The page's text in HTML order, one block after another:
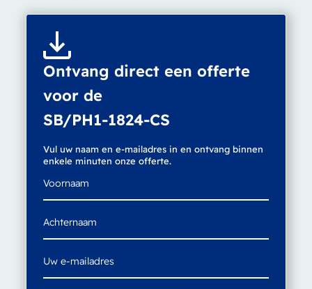
Ontvang direct een offerte
voor de
SB/PH1-1824-CS
Vul uw naam en e-mailadres in en ontvang binnen
enkele minuten onze offerte.